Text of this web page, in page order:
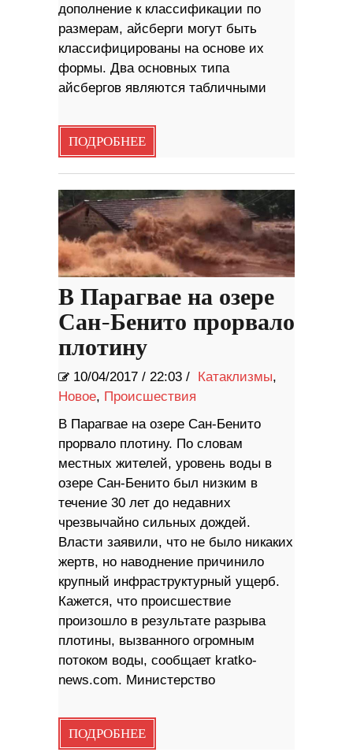
дополнение к классификации по
размерам, айсберги могут быть
классифицированы на основе их
формы. Два основных типа
айсбергов являются табличными
ПОДРОБНЕЕ
В Парагвае на озере
Сан-Бенито прорвало
плотину
10/04/2017 / 22:03 / Катаклизмы,
Новое, Происшествия
В Парагвае на озере Сан-Бенито
прорвало плотину. По словам
местных жителей, уровень воды в
озере Сан-Бенито был низким в
течение 30 лет до недавних
чрезвычайно сильных дождей.
Власти заявили, что не было никаких
жертв, но наводнение причинило
крупный инфраструктурный ущерб.
Кажется, что происшествие
произошло в результате разрыва
плотины, вызванного огромным
потоком воды, сообщает kratko-
news.com. Министерство
ПОДРОБНЕЕ